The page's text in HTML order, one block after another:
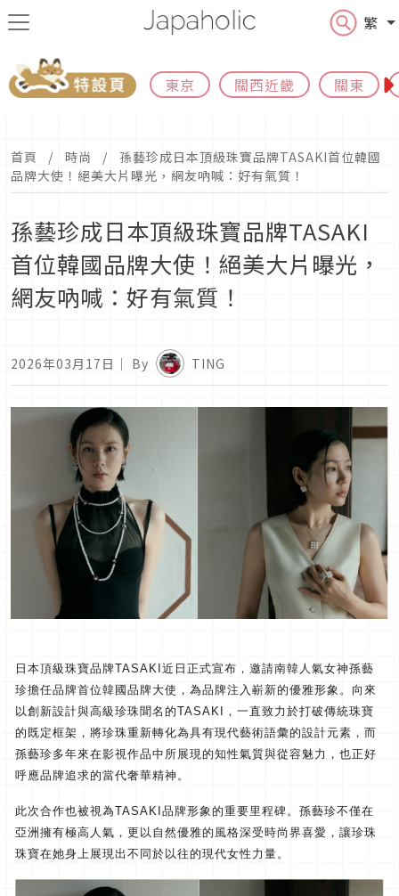
繁
東京 關西近畿 關東
首頁 時尚
孫藝珍成日本頂級珠寶品牌TASAKI首位韓國
品牌大使！絕美大片曝光，網友吶喊：好有氣質！
孫藝珍成日本頂級珠寶品牌TASAKI
首位韓國品牌大使！絕美大片曝光，
網友吶喊：好有氣質！
2026年03月17日 ｜ By TING
日本頂級珠寶品牌TASAKI近日正式宣布， 邀請南韓人氣女神孫藝
珍擔任品牌首位韓國品牌大使， 為品牌注入嶄新的優雅形象。 向來
以創新設計與高級珍珠聞名的TASAKI， 一直致力於打破傳統珠寶
的既定框架， 將珍珠重新轉化為具有現代藝術語彙的設計元素， 而
孫藝珍多年來在影視作品中所展現的知性氣質與從容魅力， 也正好
呼應品牌追求的當代奢華精神。
此次合作也被視為TASAKI品牌形象的重要里程碑。 孫藝珍不僅在
亞洲擁有極高人氣， 更以自然優雅的風格深受時尚界喜愛， 讓珍珠
珠寶在她身上展現出不同於以往的現代女性力量。